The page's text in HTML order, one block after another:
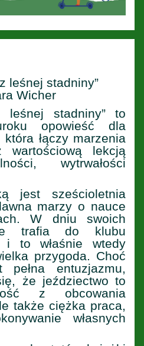
leśnej stadniny”
Wicher
leśnej stadniny” to
opowieść dla
która łączy marzenia
lekcją
wytrwałości
jest sześcioletnia
marzy o nauce
W dniu swoich
trafia do klubu
to właśnie wtedy
przygoda. Choć
pełna entuzjazmu,
że jeździectwo to
z obcowania
także ciężka praca,
własnych